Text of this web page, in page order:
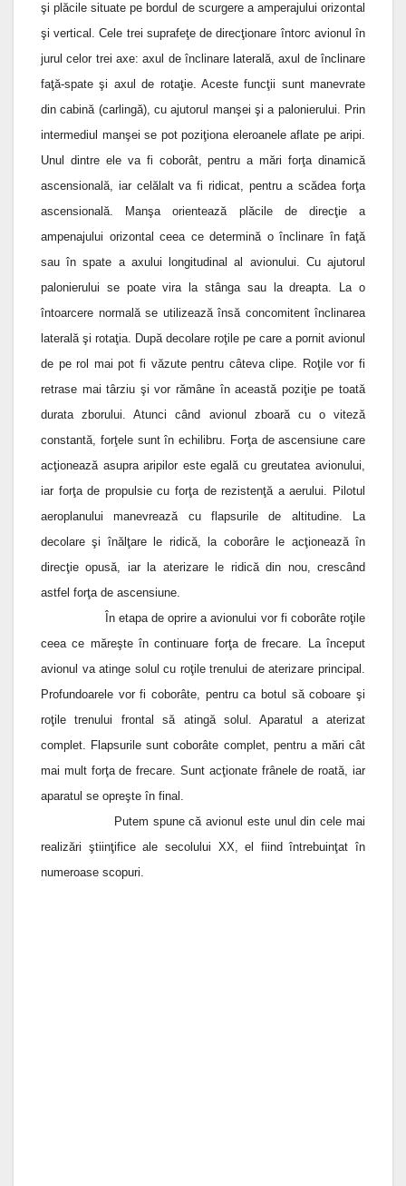
şi plăcile situate pe bordul de scurgere a amperajului orizontal
şi vertical. Cele trei suprafeţe de direcţionare întorc avionul în
jurul celor trei axe: axul de înclinare laterală, axul de înclinare
faţă-spate şi axul de rotaţie. Aceste funcţii sunt manevrate
din cabină (carlingă), cu ajutorul manşei şi a palonierului. Prin
intermediul manşei se pot poziţiona eleroanele aflate pe aripi.
Unul dintre ele va fi coborât, pentru a mări forţa dinamică
ascensională, iar celălalt va fi ridicat, pentru a scădea forţa
ascensională. Manşa orientează plăcile de direcţie a
ampenajului orizontal ceea ce determină o înclinare în faţă
sau în spate a axului longitudinal al avionului. Cu ajutorul
palonierului se poate vira la stânga sau la dreapta. La o
întoarcere normală se utilizează însă concomitent înclinarea
laterală şi rotaţia. După decolare roţile pe care a pornit avionul
de pe rol mai pot fi văzute pentru câteva clipe. Roţile vor fi
retrase mai târziu şi vor rămâne în această poziţie pe toată
durata zborului. Atunci când avionul zboară cu o viteză
constantă, forţele sunt în echilibru. Forţa de ascensiune care
acţionează asupra aripilor este egală cu greutatea avionului,
iar forţa de propulsie cu forţa de rezistenţă a aerului. Pilotul
aeroplanului manevrează cu flapsurile de altitudine. La
decolare şi înălţare le ridică, la coborâre le acţionează în
direcţie opusă, iar la aterizare le ridică din nou, crescând
astfel forţa de ascensiune.
În etapa de oprire a avionului vor fi coborâte roţile
ceea ce măreşte în continuare forţa de frecare. La început
avionul va atinge solul cu roţile trenului de aterizare principal.
Profundoarele vor fi coborâte, pentru ca botul să coboare şi
roţile trenului frontal să atingă solul. Aparatul a aterizat
complet. Flapsurile sunt coborâte complet, pentru a mări cât
mai mult forţa de frecare. Sunt acţionate frânele de roată, iar
aparatul se opreşte în final.
Putem spune că avionul este unul din cele mai
realizări ştiinţifice ale secolului XX, el fiind întrebuinţat în
numeroase scopuri.